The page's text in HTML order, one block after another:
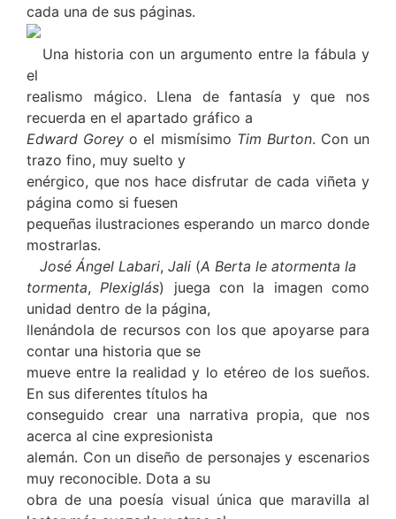
cada una de sus páginas.
Una historia con un argumento entre la fábula y
el
realismo mágico. Llena de fantasía y que nos
recuerda en el apartado gráfico a
Edward Gorey o el mismísimo Tim Burton. Con un
trazo fino, muy suelto y
enérgico, que nos hace disfrutar de cada viñeta y
página como si fuesen
pequeñas ilustraciones esperando un marco donde
mostrarlas.
José Ángel Labari, Jali (A Berta le atormenta la
tormenta, Plexiglás) juega con la imagen como
unidad dentro de la página,
llenándola de recursos con los que apoyarse para
contar una historia que se
mueve entre la realidad y lo etéreo de los sueños.
En sus diferentes títulos ha
conseguido crear una narrativa propia, que nos
acerca al cine expresionista
alemán. Con un diseño de personajes y escenarios
muy reconocible. Dota a su
obra de una poesía visual única que maravilla al